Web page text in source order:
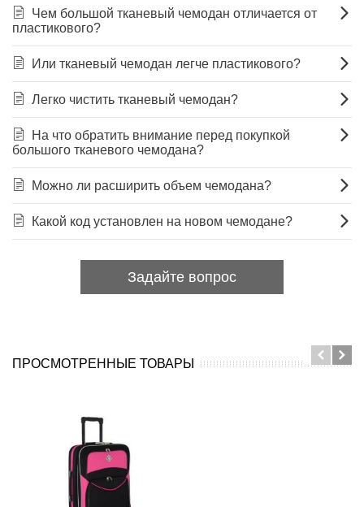
Чем большой тканевый чемодан отличается от
пластикового?
Или тканевый чемодан легче пластикового?
Легко чистить тканевый чемодан?
На что обратить внимание перед покупкой
большого тканевого чемодана?
Можно ли расширить объем чемодана?
Какой код установлен на новом чемодане?
Задайте вопрос
ПРОСМОТРЕННЫЕ ТОВАРЫ